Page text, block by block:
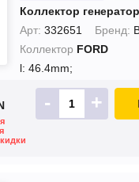
Коллектор
Арт: 332651 Бренд:
Коллектор FORD
l: 46.4mm;
- +